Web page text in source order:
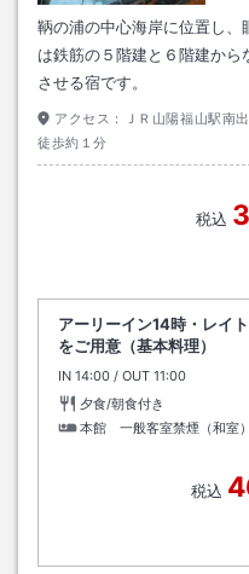
鞆の浦の中心海岸に位置し、
は鉄筋の５階建と６階建か
させる宿です。
アクセス：
ＪＲ山陽福山駅南
徒歩約１分
税込
アーリーイン14時・レイ
をご用意（基本料理）
IN チェックイン
14:00 / OUT チェックアウト
11:00
夕食/朝食付き
本館 一般客室禁煙（和室
税込